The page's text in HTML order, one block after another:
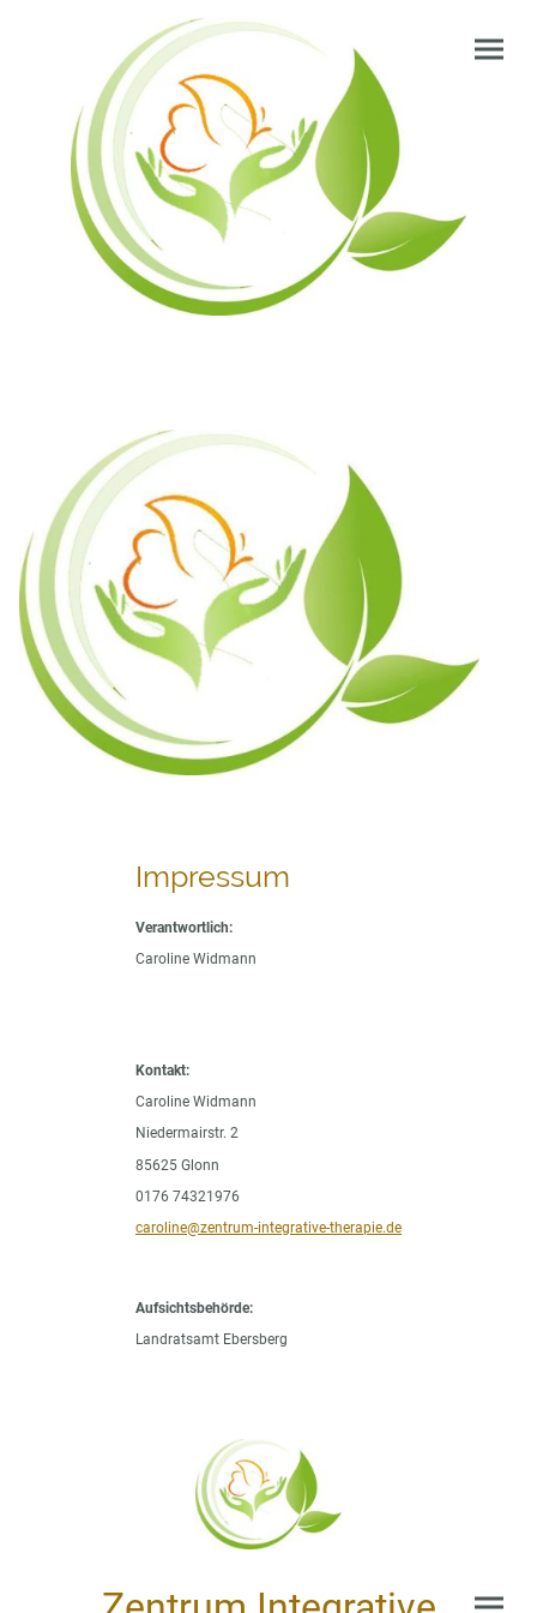
Impressum
Verantwortlich:
Caroline Widmann
Kontakt:
Caroline Widmann
Niedermairstr. 2
85625 Glonn
0176 74321976
caroline@zentrum-integrative-therapie.de
Aufsichtsbehörde:
Landratsamt Ebersberg